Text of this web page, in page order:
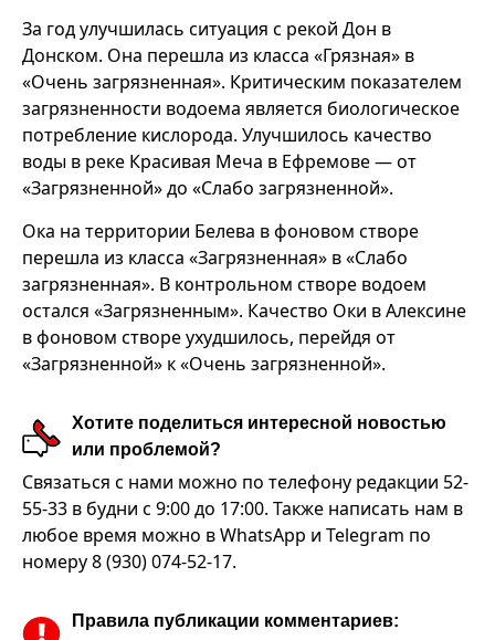
За год улучшилась ситуация с рекой Дон в
Донском. Она перешла из класса «Грязная» в
«Очень загрязненная». Критическим показателем
загрязненности водоема является биологическое
потребление кислорода. Улучшилось качество
воды в реке Красивая Меча в Ефремове — от
«Загрязненной» до «Слабо загрязненной».
Ока на территории Белева в фоновом створе
перешла из класса «Загрязненная» в «Слабо
загрязненная». В контрольном створе водоем
остался «Загрязненным». Качество Оки в Алексине
в фоновом створе ухудшилось, перейдя от
«Загрязненной» к «Очень загрязненной».
Хотите поделиться интересной новостью
или проблемой?
Связаться с нами можно по телефону редакции 52-
55-33 в будни с 9:00 до 17:00. Также написать нам в
любое время можно в WhatsApp и Telegram по
номеру 8 (930) 074-52-17.
Правила публикации комментариев: